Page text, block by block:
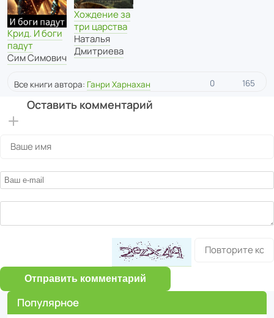
Крид. И боги
падут
Сим Симович
Хождение за
три царства
Наталья
Дмитриева
Все книги автора: Ганри Харнахан 0 165
Оставить комментарий
Отправить комментарий
Популярное